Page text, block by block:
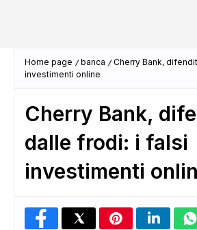
Home page banca
Cherry Bank,
investimenti online
Cherry Bank,
dalle frodi: i falsi
investimenti